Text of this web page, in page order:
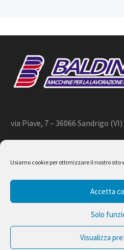
Usiamo cookie per ottimizzare il nostro sito
Accetta
Solo
Visualizza
via Piave, 7 – 36066 Sandrigo (VI)
2020 © BALDIN srl
P.IVA 01266490240
Design by Ferruccio Lindaver